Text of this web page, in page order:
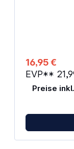
16,95 €
EVP**
Preise